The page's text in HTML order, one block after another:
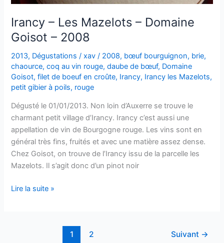
Irancy – Les Mazelots – Domaine
Goisot – 2008
2013, Dégustations /xav/ 2008, bœuf bourguignon, brie,
chaource,coq au vin rouge,daube de bœuf, Domaine
Goisot,filet de boeuf en croûte, Irancy, Irancy les Mazelots,
petit gibier à poils, rouge
Dégusté le 01/01/2013. Non loin d’Auxerre se trouve le
charmant petit village d’Irancy. Irancy c’est aussi une
appellation de vin de Bourgogne rouge. Les vins sont en
général très fins, fruités et avec une matière assez dense.
Chez Goisot, on trouve de l’Irancy issu de la parcelle les
Mazelots. Il s’agit donc d’un pinot noir
Irancy
Lire la suite »
1 2 Suivant →